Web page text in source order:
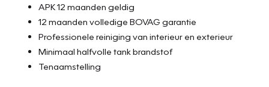
APK 12 maanden geldig
12 maanden volledige BOVAG garantie
Professionele reiniging van interieur en exterieur
Minimaal halfvolle tank brandstof
Tenaamstelling